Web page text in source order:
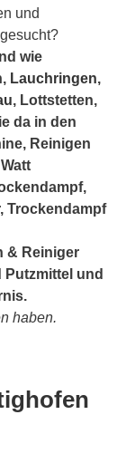
und
wie
Lauchringen,
, Lottstetten,
da in den
Reinigen
Trockendampf
& Reiniger
Putzmittel und
haben.